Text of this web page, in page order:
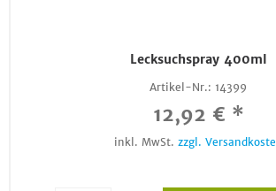
Lecksuchspray 400ml
Artikel-Nr.: 14399
12,92 € *
inkl. MwSt. zzgl.